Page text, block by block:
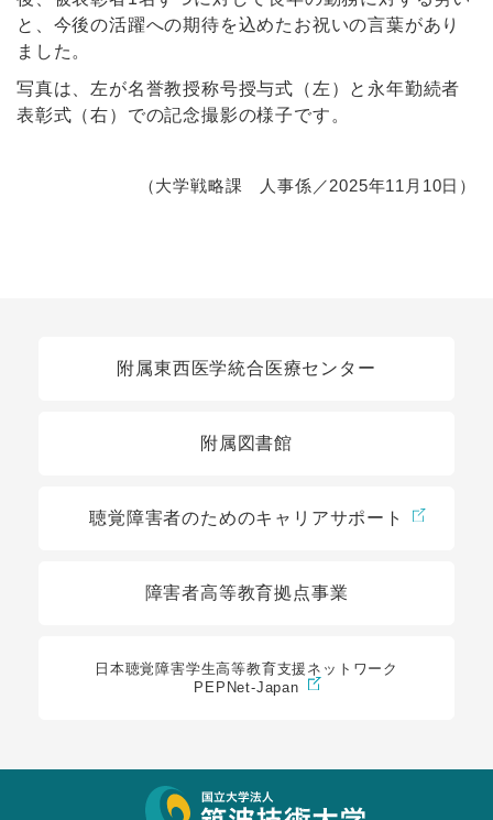
と、今後の活躍への期待を込めたお祝いの言葉があり
ました。
写真は、左が名誉教授称号授与式（左）と永年勤続者
表彰式（右）での記念撮影の様子です。
（大学戦略課 人事係／2025年11月10日）
附属東西医学統合医療センター
附属図書館
聴覚障害者のためのキャリアサポート
障害者高等教育拠点事業
日本聴覚障害学生高等教育支援ネットワーク
PEPNet-Japan